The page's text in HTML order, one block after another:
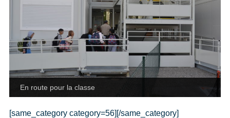
En route pour la classe
[same_category category=56][/same_category]